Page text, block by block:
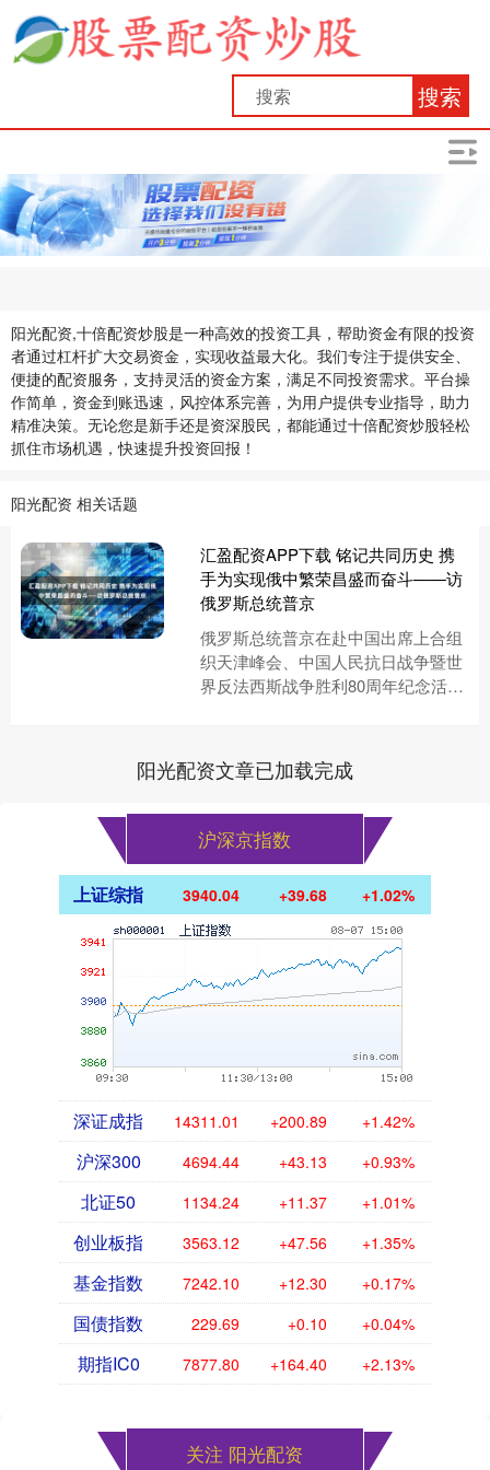
搜索
阳光配资,十倍配资炒股是一种高效的投资工具，帮助资金有限的投资
者通过杠杆扩大交易资金，实现收益最大化。我们专注于提供安全、
便捷的配资服务，支持灵活的资金方案，满足不同投资需求。平台操
作简单，资金到账迅速，风控体系完善，为用户提供专业指导，助力
精准决策。无论您是新手还是资深股民，都能通过十倍配资炒股轻松
抓住市场机遇，快速提升投资回报！
阳光配资 相关话题
汇盈配资APP下载 铭记共同历史 携
手为实现俄中繁荣昌盛而奋斗——访
俄罗斯总统普京
俄罗斯总统普京在赴中国出席上合组
织天津峰会、中国人民抗日战争暨世
界反法西斯战争胜利80周年纪念活动
阳光配资文章已加载完成
沪深京指数
上证综指 3940.04 +39.68 +1.02%
深证成指 14311.01 +200.89 +1.42%
沪深300 4694.44 +43.13 +0.93%
北证50 1134.24 +11.37 +1.01%
创业板指 3563.12 +47.56 +1.35%
基金指数 7242.10 +12.30 +0.17%
国债指数 229.69 +0.10 +0.04%
期指IC0 7877.80 +164.40 +2.13%
关注 阳光配资